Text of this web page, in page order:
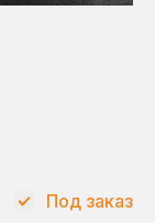
Под заказ